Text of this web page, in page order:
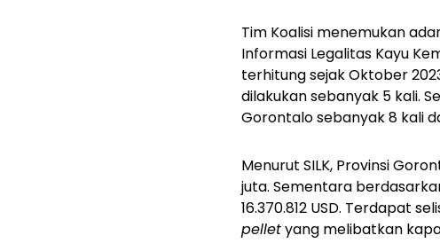
Tim Koalisi menemukan
Informasi Legalitas Kayu
terhitung sejak Oktober
dilakukan sebanyak 5 kali.
Gorontalo sebanyak 8 kali
Menurut SILK, Provinsi
juta. Sementara
16.370.812 USD. Terdapat
pelletyang melibatkan